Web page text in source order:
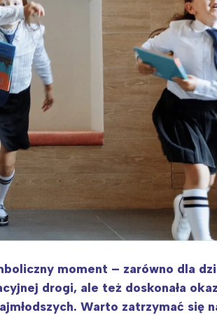
moment – zarówno dla
drogi, ale też doskonała
Warto zatrzymać się